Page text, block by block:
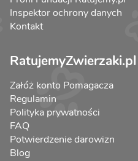
Inspektor ochrony danych
Kontakt
RatujemyZwierzaki.pl
Załóż konto Pomagacza
Regulamin
Polityka prywatności
FAQ
Potwierdzenie darowizn
Blog